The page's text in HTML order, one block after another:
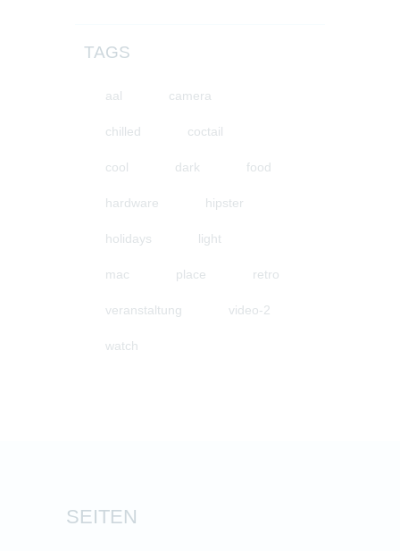
TAGS
aal camera
chilled coctail
cool dark food
hardware hipster
holidays light
mac place retro
veranstaltung video-2
watch
SEITEN